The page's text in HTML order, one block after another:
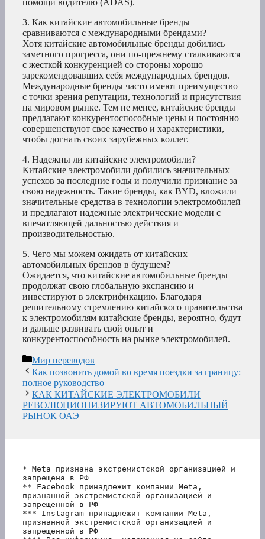
помощи водителю (ADAS).
3. Как китайские автомобильные бренды
сравниваются с международными брендами?
Хотя китайские автомобильные бренды добились
заметного прогресса, они по-прежнему сталкиваются
с жесткой конкуренцией со стороны хорошо
зарекомендовавших себя международных брендов.
Международные бренды часто имеют преимущество
с точки зрения репутации, технологий и присутствия
на мировом рынке. Тем не менее, китайские бренды
предлагают конкурентоспособные цены и постоянно
совершенствуют свое качество и характеристики,
чтобы догнать своих зарубежных коллег.
4. Надежны ли китайские электромобили?
Китайские электромобили добились значительных
успехов за последние годы и получили признание за
свою надежность. Такие бренды, как BYD, вложили
значительные средства в технологии электромобилей
и предлагают надежные электрические модели с
впечатляющей дальностью действия и
производительностью.
5. Чего мы можем ожидать от китайских
автомобильных брендов в будущем?
Ожидается, что китайские автомобильные бренды
продолжат свою глобальную экспансию и
инвестируют в электрификацию. Благодаря
решительному стремлению китайского правительства
к электромобилям китайские бренды, вероятно, будут
и дальше развивать свой опыт и
конкурентоспособность на рынке электромобилей.
Рубрики
Мир переводов
Как позвонить домой во время поездки за границу:
полное руководство
КАК КИТАЙСКИЕ ЭЛЕКТРОМОБИЛИ
РЕВОЛЮЦИОНИЗИРУЮТ АВТОМОБИЛЬНЫЙ
РЫНОК ОАЭ
* Meta признана экстремистской организацией и
запрещена в РФ
** Facebook принадлежит компании Meta,
признанной экстремистской организацией и
запрещенной в РФ
*** Instagram принадлежит компании Meta,
признанной экстремистской организацией и
запрещенной в РФ